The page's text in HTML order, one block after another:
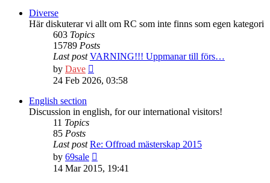
Diverse
Här diskuterar vi allt om RC som inte finns som egen kategori
603 Topics
15789 Posts
Last post VARNING!!! Uppmanar till förs…
by Dave
the
24 Feb 2026, 03:58
English section
Discussion in english, for our international visitors!
11 Topics
85 Posts
Last post Re: Offroad mästerskap 2015
by 69sale
the
14 Mar 2015, 19:41